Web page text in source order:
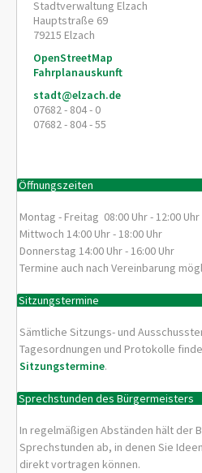
Stadtverwaltung Elzach
Hauptstraße 69
79215 Elzach
OpenStreetMap
Fahrplanauskunft
stadt@elzach.de
07682 - 804 - 0
07682 - 804 - 55
Öffnungszeiten
Montag - Freitag 08:00 Uhr - 12:00 Uhr
Mittwoch 14:00 Uhr - 18:00 Uhr
Donnerstag 14:00 Uhr - 16:00 Uhr
Termine auch nach Vereinbarung
Sitzungstermine
Sämtliche Sitzungs- und
Tagesordnungen und Protokolle
Sitzungstermine.
Sprechstunden des Bürgermeisters
In regelmäßigen Abständen hält der
Sprechstunden ab, in denen Sie
direkt vortragen können.